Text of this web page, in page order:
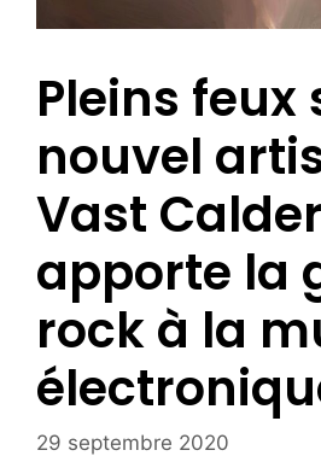
Pleins feux
nouvel
Vast
apporte la
rock à la
29 septembre 2020